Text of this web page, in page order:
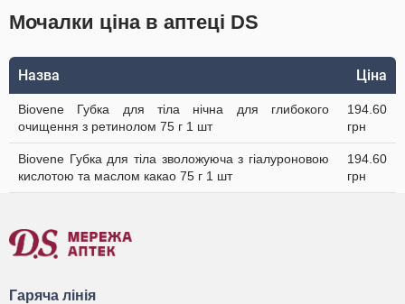
Мочалки ціна в аптеці DS
Назва Ціна
Biovene Губка для тіла нічна для глибокого
очищення з ретинолом 75 г 1 шт
194.60
грн
Biovene Губка для тіла зволожуюча з гіалуроновою
кислотою та маслом какао 75 г 1 шт
194.60
грн
Гаряча лінія